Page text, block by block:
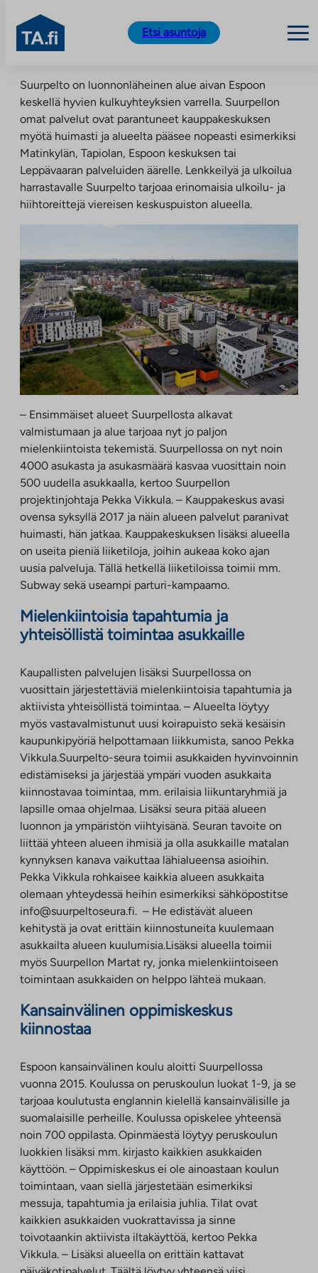
sisältöön
TA.fi
Etsi asuntoja
Suurpelto on luonnonläheinen alue aivan Espoon
keskellä hyvien kulkuyhteyksien varrella. Suurpellon
omat palvelut ovat parantuneet kauppakeskuksen
myötä huimasti ja alueelta pääsee nopeasti esimerkiksi
Matinkylän, Tapiolan, Espoon keskuksen tai
Leppävaaran palveluiden äärelle. Lenkkeilyä ja ulkoilua
harrastavalle Suurpelto tarjoaa erinomaisia ulkoilu- ja
hiihtoreittejä viereisen keskuspuiston alueella.
– Ensimmäiset alueet Suurpellosta alkavat
valmistumaan ja alue tarjoaa nyt jo paljon
mielenkiintoista tekemistä. Suurpellossa on nyt noin
4000 asukasta ja asukasmäärä kasvaa vuosittain noin
500 uudella asukkaalla, kertoo Suurpellon
projektinjohtaja Pekka Vikkula. – Kauppakeskus avasi
ovensa syksyllä 2017 ja näin alueen palvelut paranivat
huimasti, hän jatkaa. Kauppakeskuksen lisäksi alueella
on useita pieniä liiketiloja, joihin aukeaa koko ajan
uusia palveluja. Tällä hetkellä liiketiloissa toimii mm.
Subway sekä useampi parturi-kampaamo.
Mielenkiintoisia tapahtumia ja
yhteisöllistä toimintaa asukkaille
Kaupallisten palvelujen lisäksi Suurpellossa on
vuosittain järjestettäviä mielenkiintoisia tapahtumia ja
aktiivista yhteisöllistä toimintaa. – Alueelta löytyy
myös vastavalmistunut uusi koirapuisto sekä kesäisin
kaupunkipyöriä helpottamaan liikkumista, sanoo Pekka
Vikkula.Suurpelto-seura toimii asukkaiden hyvinvoinnin
edistämiseksi ja järjestää ympäri vuoden asukkaita
kiinnostavaa toimintaa, mm. erilaisia liikuntaryhmiä ja
lapsille omaa ohjelmaa. Lisäksi seura pitää alueen
luonnon ja ympäristön viihtyisänä. Seuran tavoite on
liittää yhteen alueen ihmisiä ja olla asukkaille matalan
kynnyksen kanava vaikuttaa lähialueensa asioihin.
Pekka Vikkula rohkaisee kaikkia alueen asukkaita
olemaan yhteydessä heihin esimerkiksi sähköpostitse
info@suurpeltoseura.fi. – He edistävät alueen
kehitystä ja ovat erittäin kiinnostuneita kuulemaan
asukkailta alueen kuulumisia.Lisäksi alueella toimii
myös Suurpellon Martat ry, jonka mielenkiintoiseen
toimintaan asukkaiden on helppo lähteä mukaan.
Kansainvälinen oppimiskeskus
kiinnostaa
Espoon kansainvälinen koulu aloitti Suurpellossa
vuonna 2015. Koulussa on peruskoulun luokat 1-9, ja se
tarjoaa koulutusta englannin kielellä kansainvälisille ja
suomalaisille perheille. Koulussa opiskelee yhteensä
noin 700 oppilasta. Opinmäestä löytyy peruskoulun
luokkien lisäksi mm. kirjasto kaikkien asukkaiden
käyttöön. – Oppimiskeskus ei ole ainoastaan koulun
toimintaan, vaan siellä järjestetään esimerkiksi
messuja, tapahtumia ja erilaisia juhlia. Tilat ovat
kaikkien asukkaiden vuokrattavissa ja sinne
toivotaankin aktiivista iltakäyttöä, kertoo Pekka
Vikkula. – Lisäksi alueella on erittäin kattavat